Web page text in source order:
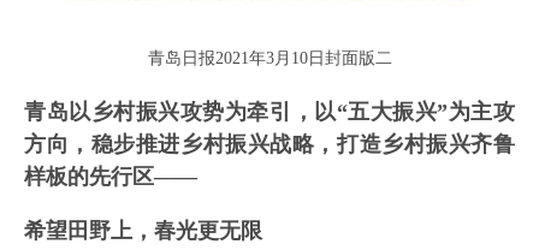
青岛日报2021年3月10日封面版二
青岛以乡村振兴攻势为牵引，以“五大振兴”为主攻
方向，稳步推进乡村振兴战略，打造乡村振兴齐鲁
样板的先行区——
希望田野上，春光更无限